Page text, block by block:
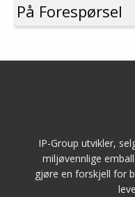
Statisk belastning: 1000kg
Dobbelstabling statisk:
Vekt bare vegger: 18kg
Vegger kan også
Kan kun leveres med hel
belastning
På Forespørsel
IP-Group utvikler,
miljøvennlige
gjøre en forskjell for